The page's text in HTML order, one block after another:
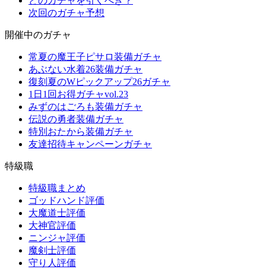
次回のガチャ予想
開催中のガチャ
常夏の魔王子ピサロ装備ガチャ
あぶない水着26装備ガチャ
復刻夏のWピックアップ26ガチャ
1日1回お得ガチャvol.23
みずのはごろも装備ガチャ
伝説の勇者装備ガチャ
特別おたから装備ガチャ
友達招待キャンペーンガチャ
特級職
特級職まとめ
ゴッドハンド評価
大魔道士評価
大神官評価
ニンジャ評価
魔剣士評価
守り人評価